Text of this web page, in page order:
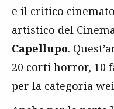
e il critico
artistico del
Capellupo.
20 corti horror, 10
per la categoria